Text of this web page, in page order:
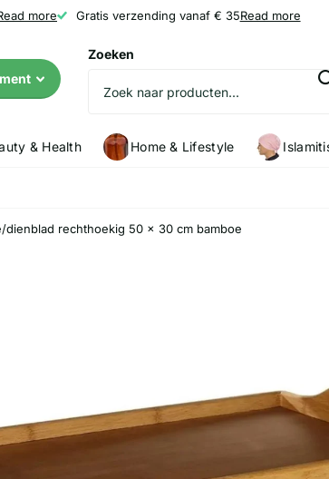
terug
geven Marocstore een 9.2 /10
more 9.2
Gratis verzending vanaf € 35Read more
Zoeken
& Health Home & Lifestyle
dienblad rechthoekig 50 x 30 cm bamboe